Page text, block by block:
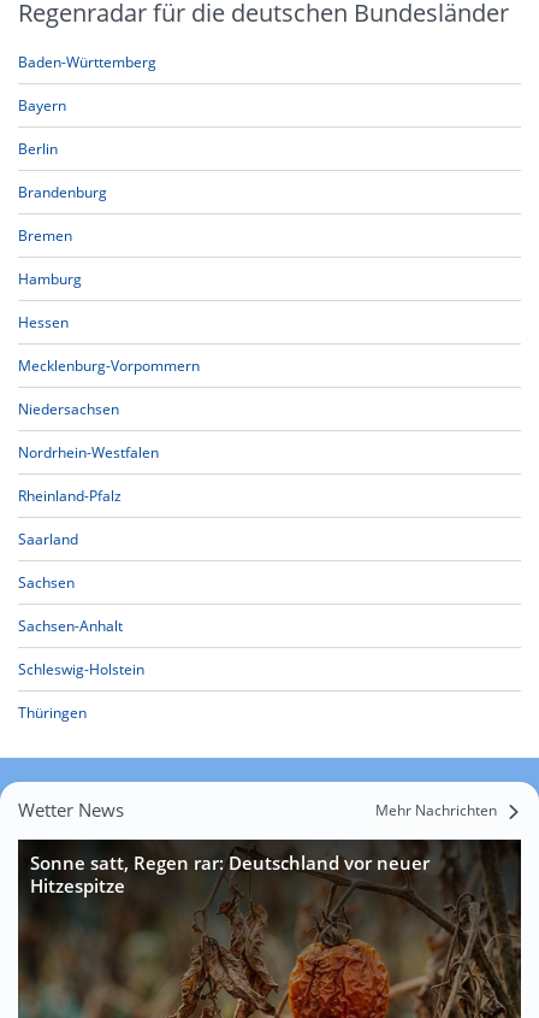
Regenradar für die deutschen Bundesländer
Baden-Württemberg
Bayern
Berlin
Brandenburg
Bremen
Hamburg
Hessen
Mecklenburg-Vorpommern
Niedersachsen
Nordrhein-Westfalen
Rheinland-Pfalz
Saarland
Sachsen
Sachsen-Anhalt
Schleswig-Holstein
Thüringen
Wetter News Mehr Nachrichten
Sonne satt, Regen rar: Deutschland vor neuer
Hitzespitze